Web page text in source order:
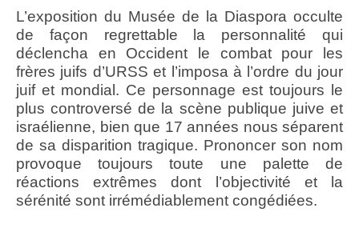
L’exposition du Musée de la Diaspora occulte
de façon regrettable la personnalité qui
déclencha en Occident le combat pour les
frères juifs d’URSS et l’imposa à l’ordre du jour
juif et mondial. Ce personnage est toujours le
plus controversé de la scène publique juive et
israélienne, bien que 17 années nous séparent
de sa disparition tragique. Prononcer son nom
provoque toujours toute une palette de
réactions extrêmes dont l’objectivité et la
sérénité sont irrémédiablement congédiées.